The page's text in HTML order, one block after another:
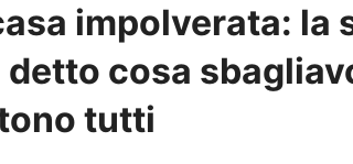
impolverata: la
cosa
tutti